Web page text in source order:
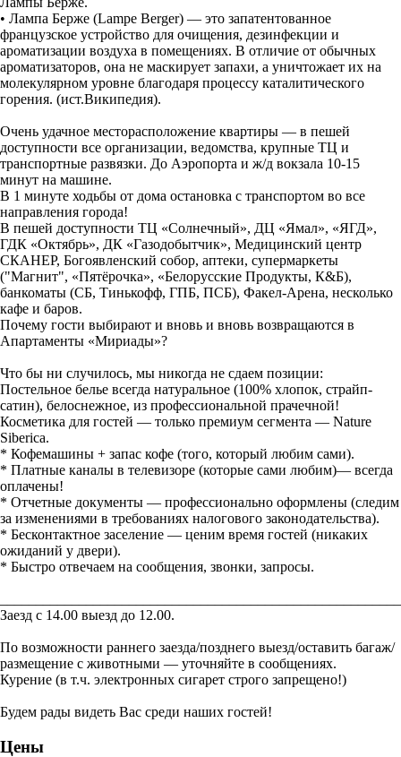
• Лампа Берже (Lampe Berger) — это запатентованное
французское устройство для очищения, дезинфекции и
ароматизации воздуха в помещениях. В отличие от обычных
ароматизаторов, она не маскирует запахи, а уничтожает их на
молекулярном уровне благодаря процессу каталитического
горения. (ист.Википедия).
Очень удачное месторасположение квартиры — в пешей
доступности все организации, ведомства, крупные ТЦ и
транспортные развязки. До Аэропорта и ж/д вокзала 10-15
минут на машине.
В 1 минуте ходьбы от дома остановка с транспортом во все
направления города!
В пешей доступности ТЦ «Солнечный», ДЦ «Ямал», «ЯГД»,
ГДК «Октябрь», ДК «Газодобытчик», Медицинский центр
СКАНЕР, Богоявленский собор, аптеки, супермаркеты
("Магнит", «Пятёрочка», «Белорусские Продукты, К&Б),
банкоматы (СБ, Тинькофф, ГПБ, ПСБ), Факел-Арена, несколько
кафе и баров.
Почему гости выбирают и вновь и вновь возвращаются в
Апартаменты «Мириады»?
Что бы ни случилось, мы никогда не сдаем позиции:
Постельное белье всегда натуральное (100% хлопок, страйп-
сатин), белоснежное, из профессиональной прачечной!
Косметика для гостей — только премиум сегмента — Nature
Siberica.
* Кофемашины + запас кофе (того, который любим сами).
* Платные каналы в телевизоре (которые сами любим)— всегда
оплачены!
* Отчетные документы — профессионально оформлены (следим
за изменениями в требованиях налогового законодательства).
* Бесконтактное заселение — ценим время гостей (никаких
ожиданий у двери).
* Быстро отвечаем на сообщения, звонки, запросы.
Заезд с 14.00 выезд до 12.00.
По возможности раннего заезда/позднего выезд/оставить багаж/
размещение с животными — уточняйте в сообщениях.
Курение (в т.ч. электронных сигарет строго запрещено!)
Будем рады видеть Вас среди наших гостей!
Цены